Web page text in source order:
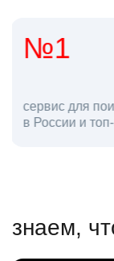
4,5
средняя
знаем,